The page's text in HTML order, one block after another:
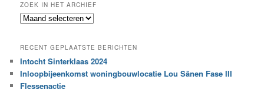
k
n
e
e
n
ZOEK IN HET ARCHIEF
Z
k
i
n
h
RECENT GEPLAATSTE BERICHTEN
Intocht Sinterklaas 2024
Inloopbijeenkomst woningbouwlocatie Lou Sânen Fase III
Flessenactie